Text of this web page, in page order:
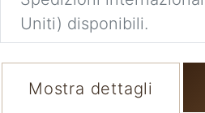
Uniti) disponibili.
Mostra dettagli